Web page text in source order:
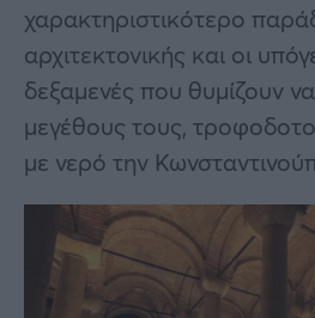
χαρακτηριστικότερο
αρχιτεκτονικής και οι
δεξαμενές που θυμίζουν
μεγέθους τους,
με νερό την